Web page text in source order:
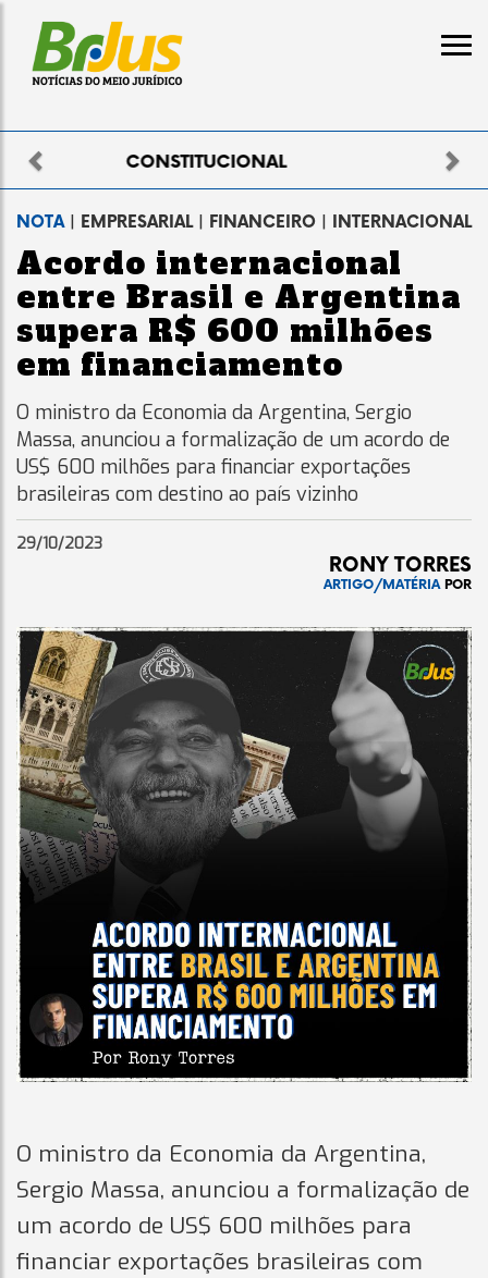
ELEITORAL
Previous
NOTA| EMPRESARIAL | FINANCEIRO | INTERNACIONAL
Acordo internacional
entre Brasil e Argentina
supera R$ 600 milhões
em financiamento
O ministro da Economia da Argentina, Sergio
Massa, anunciou a formalização de um acordo de
US$ 600 milhões para financiar exportações
brasileiras com destino ao país vizinho
29/10/2023
RONY TORRES
ARTIGO/MATÉRIAPOR
O ministro da Economia da Argentina,
Sergio Massa, anunciou a formalização de
um acordo de US$ 600 milhões para
financiar exportações brasileiras com